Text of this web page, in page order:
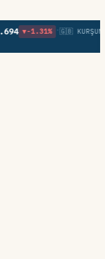
▼-1.31% •🇬🇧 KURŞUN0,85